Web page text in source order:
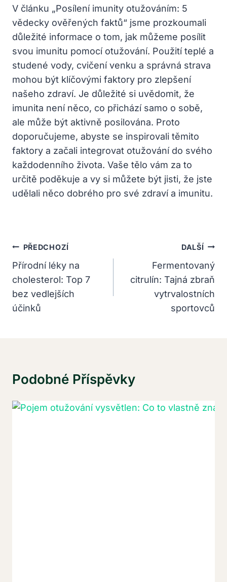
V článku „Posílení imunity otužováním: 5
vědecky ověřených faktů“ jsme prozkoumali
důležité informace o tom, jak můžeme posílit
svou imunitu pomocí otužování. Použití teplé a
studené vody, cvičení venku a správná strava
mohou být klíčovými faktory pro zlepšení
našeho zdraví. Je důležité si uvědomit, že
imunita není něco, co přichází samo o sobě,
ale může být aktivně posilována. Proto
doporučujeme, abyste se inspirovali těmito
faktory a začali integrovat otužování do svého
každodenního života. Vaše tělo vám za to
určitě poděkuje a vy si můžete být jisti, že jste
udělali něco dobrého pro své zdraví a imunitu.
Navigace
Pro
Příspěvek
PŘEDCHOZÍ
Přírodní léky na
cholesterol: Top 7
bez vedlejších
účinků
DALŠÍ
Fermentovaný
citrulín: Tajná zbraň
vytrvalostních
sportovců
Podobné Příspěvky